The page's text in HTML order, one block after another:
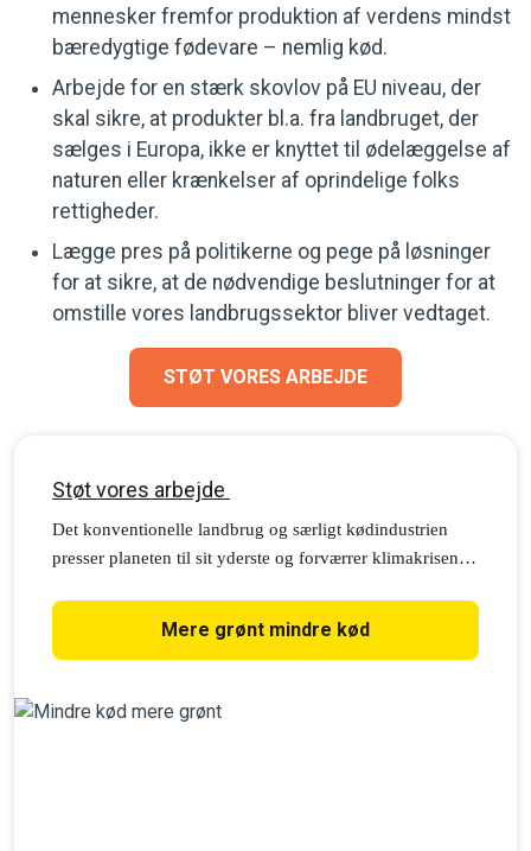
mennesker fremfor produktion af verdens mindst
bæredygtige fødevare – nemlig kød.
Arbejde for en stærk skovlov på EU niveau, der
skal sikre, at produkter bl.a. fra landbruget, der
sælges i Europa, ikke er knyttet til ødelæggelse af
naturen eller krænkelser af oprindelige folks
rettigheder.
Lægge pres på politikerne og pege på løsninger
for at sikre, at de nødvendige beslutninger for at
omstille vores landbrugssektor bliver vedtaget.
STØT VORES ARBEJDE
Støt vores arbejde
Det konventionelle landbrug og særligt kødindustrien
presser planeten til sit yderste og forværrer klimakrisen.
fantastisk, gør os sundere og beskytter den verden, vi
giver videre til næste generationer. Med din støtte kan vi
landbrug.
Mere grønt mindre kød